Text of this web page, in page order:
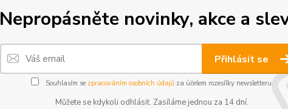
Nepropásněte novinky, akce a
Přihlásit se
Souhlasím se zpracováním osobních údajůza účelem rozesílky newsletteru.
Můžete se kdykoli odhlásit. Zasíláme jednou za 14 dní.